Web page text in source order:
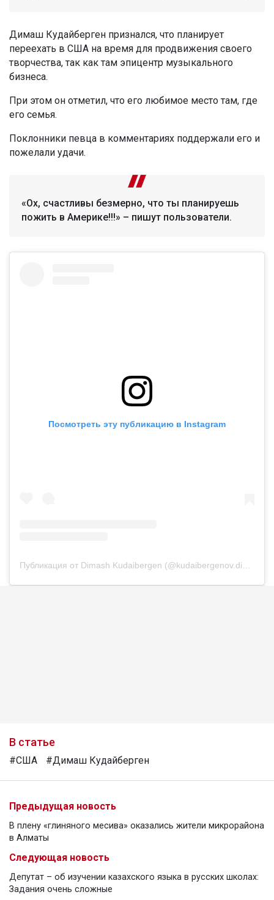
Димаш Кудайберген признался, что планирует
переехать в США на время для продвижения своего
творчества, так как там эпицентр музыкального
бизнеса.
При этом он отметил, что его любимое место там, где
его семья.
Поклонники певца в комментариях поддержали его и
пожелали удачи.
«Ох, счастливы безмерно, что ты планируешь
пожить в Америке!!!» – пишут пользователи.
Посмотреть эту публикацию в Instagram
В статье
#США #Димаш Кудайберген
Предыдущая новость
В плену «глиняного месива» оказались жители микрорайона
в Алматы
Следующая новость
Депутат – об изучении казахского языка в русских школах:
Задания очень сложные